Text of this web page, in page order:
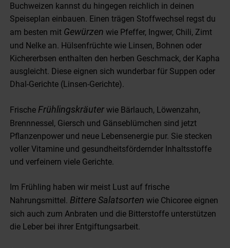
Buchweizen kannst du hingegen reichlich in deinen
Speiseplan einbauen. Einen trägen Stoffwechsel regst du
am besten mit Gewürzenwie Pfeffer, Ingwer, Chili, Zimt
und Nelke an. Hülsenfrüchte wie Linsen, Bohnen oder
Kichererbsen enthalten den herben Geschmack, der Kapha
ausgleicht. Diese eignen sich wunderbar für Suppen oder
Dhal-Gerichte (Linsen-Gerichte).
FrischeFrühlingskräuterwie Bärlauch, Löwenzahn,
Brennnessel, Giersch und Gänseblümchen sind jetzt
Pflanzenpower und neue Lebensenergie pur. Sie stecken
voller Vitamine und gesundheitsfördernder Inhaltsstoffe
und verfeinern viele Gerichte.
Im Frühling haben wir meist Lust auf frische
Nahrungsmittel.Bittere Salatsorten wie Chicoree eignen
sich auch zum Anbraten und die Bitterstoffe unterstützen
die Leber bei ihrer Entgiftungsarbeit.